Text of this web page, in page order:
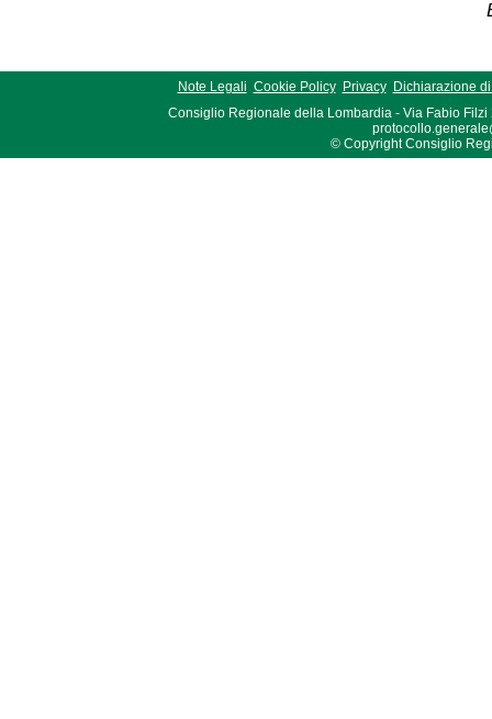
Note Legali Cookie Policy Privacy
Dichiarazione
Consiglio Regionale della Lombardia - Via Fabio Filzi
© Copyright Consiglio